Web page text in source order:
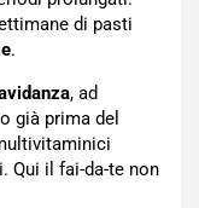
di pasti
.
, ad
già prima del
Qui il fai-da-te non